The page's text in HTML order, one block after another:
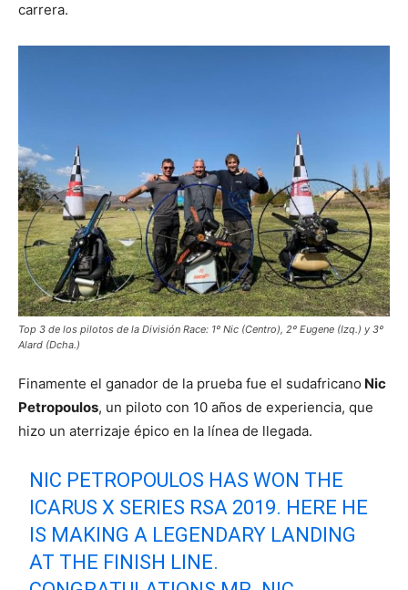
carrera.
Top 3 de los pilotos de la División Race: 1º Nic (Centro), 2º Eugene (Izq.) y 3º
Alard (Dcha.)
Finamente el ganador de la prueba fue el sudafricano Nic
Petropoulos, un piloto con 10 años de experiencia, que
hizo un aterrizaje épico en la línea de llegada.
NIC PETROPOULOS HAS WON THE
ICARUS X SERIES RSA 2019. HERE HE
IS MAKING A LEGENDARY LANDING
AT THE FINISH LINE.